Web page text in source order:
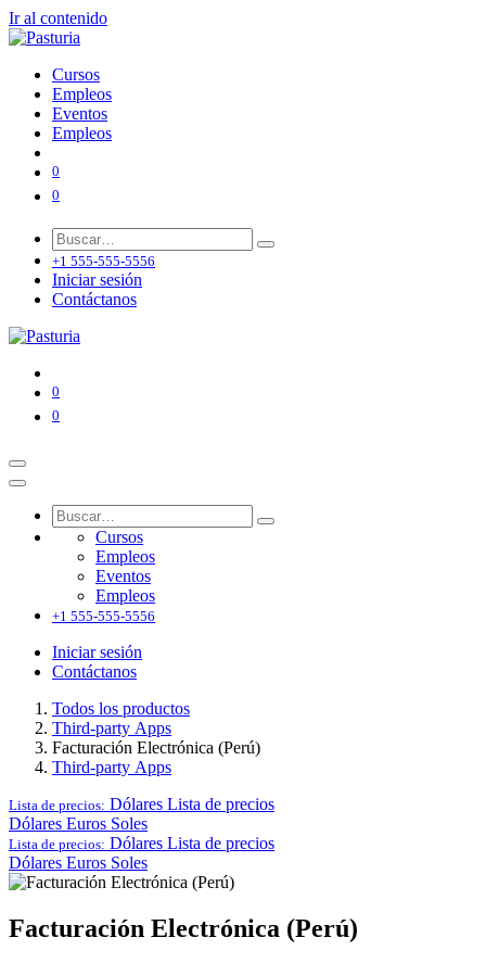
Ir al contenido
Cursos
Empleos
Eventos
Empleos
0
0
+1 555-555-5556
Iniciar sesión
Contáctanos
0
0
Cursos
Empleos
Eventos
Empleos
+1 555-555-5556
Iniciar sesión
Contáctanos
Todos los productos
Third-party Apps
Facturación Electrónica (Perú)
Third-party Apps
Lista de precios: Dólares Lista de precios
Dólares Euros Soles
Lista de precios: Dólares Lista de precios
Dólares Euros Soles
Facturación Electrónica (Perú)